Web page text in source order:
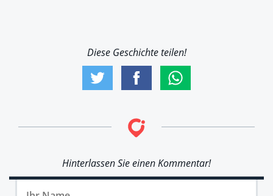
Diese Geschichte teilen!
Hinterlassen Sie einen Kommentar!